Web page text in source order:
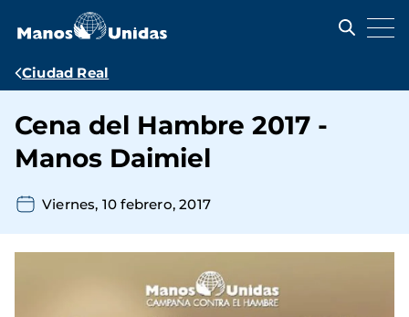
contenido
Ruta
navegación
Ciudad Real
Cena del Hambre 2017 -
Manos Daimiel
Viernes, 10 febrero, 2017